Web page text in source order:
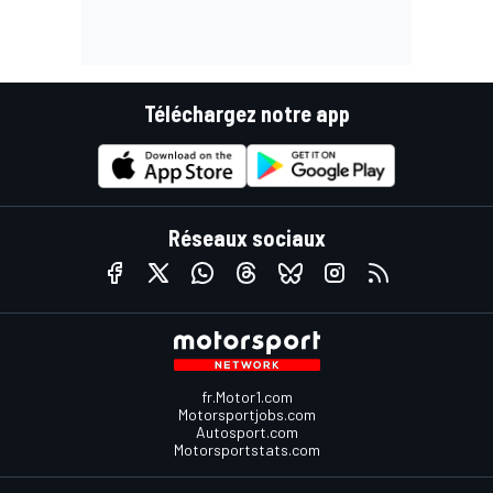
Téléchargez notre app
Réseaux sociaux
fr.Motor1.com
Motorsportjobs.com
Autosport.com
Motorsportstats.com